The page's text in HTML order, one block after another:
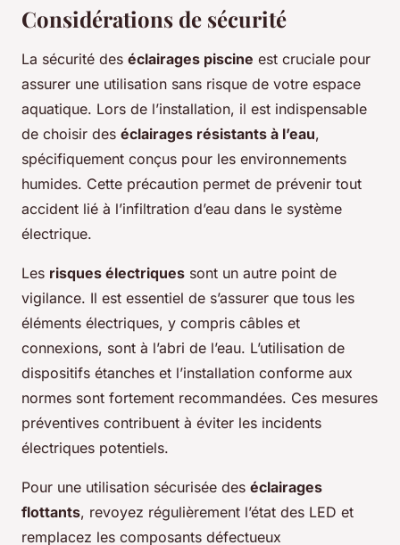
Considérations de sécurité
La sécurité des éclairages piscine est cruciale pour
assurer une utilisation sans risque de votre espace
aquatique. Lors de l’installation, il est indispensable
de choisir des éclairages résistants à l’eau,
spécifiquement conçus pour les environnements
humides. Cette précaution permet de prévenir tout
accident lié à l’infiltration d’eau dans le système
électrique.
Les risques électriques sont un autre point de
vigilance. Il est essentiel de s’assurer que tous les
éléments électriques, y compris câbles et
connexions, sont à l’abri de l’eau. L’utilisation de
dispositifs étanches et l’installation conforme aux
normes sont fortement recommandées. Ces mesures
préventives contribuent à éviter les incidents
électriques potentiels.
Pour une utilisation sécurisée des éclairages
flottants, revoyez régulièrement l’état des LED et
remplacez les composants défectueux